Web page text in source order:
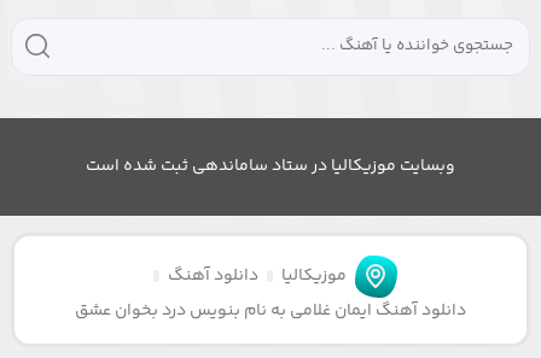
وبسایت موزیکالیا در ستاد ساماندهی ثبت شده است
موزیکالیا
دانلود آهنگ
دانلود آهنگ ایمان غلامی به نام بنویس درد بخوان عشق